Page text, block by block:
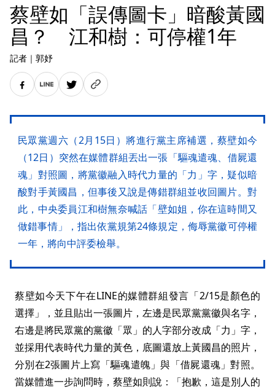
蔡壁如「誤傳圖卡」暗酸黃國
昌？ 江和樹：可停權1年
記者 ｜ 郭妤
民眾黨週六（2月15日）將進行黨主席補選，蔡壁如今
（12日）突然在媒體群組丟出一張「驅魂遣魂、借屍還
魂」對照圖，將黨徽融入時代力量的「力」字，疑似暗
酸對手黃國昌，但事後又說是傳錯群組並收回圖片。對
此，中央委員江和樹無奈喊話「壁如姐，你在這時間又
做錯事情」，指出依黨規第24條規定，侮辱黨徽可停權
一年，將向中評委檢舉。
蔡壁如今天下午在LINE的媒體群組發言「2/15是顏色的
選擇」，並且貼出一張圖片，左邊是民眾黨黨徽與名字，
右邊是將民眾黨的黨徽「眾」的人字部分改成「力」字，
並採用代表時代力量的黃色，底圖還放上黃國昌的照片，
分別在2張圖片上寫「驅魂遣魄」與「借屍還魂」對照。
當媒體進一步詢問時，蔡壁如則說：「抱歉，這是別人的